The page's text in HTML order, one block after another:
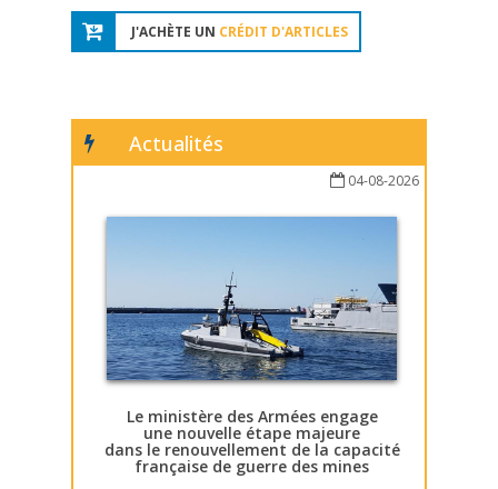
J'ACHÈTE UN CRÉDIT D'ARTICLES
Actualités
04-08-2026
Le ministère des Armées engage
une nouvelle étape majeure
dans le renouvellement de la capacité
française de guerre des mines